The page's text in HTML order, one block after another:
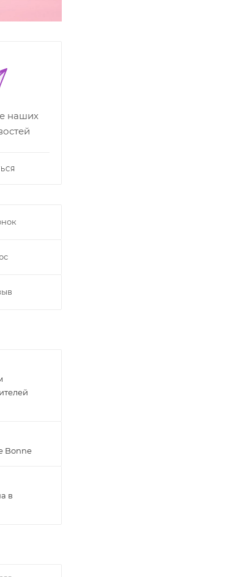
наших
Bonne
в